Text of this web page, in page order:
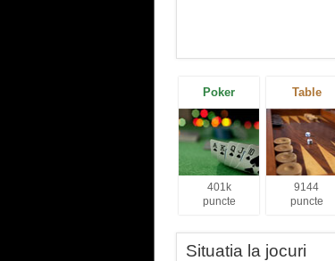
Poker
401k
puncte
Table
9144
puncte
Situatia la jocuri